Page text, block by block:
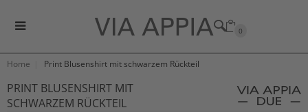
0
Home Print Blusenshirt mit schwarzem Rückteil
PRINT BLUSENSHIRT MIT
SCHWARZEM RÜCKTEIL